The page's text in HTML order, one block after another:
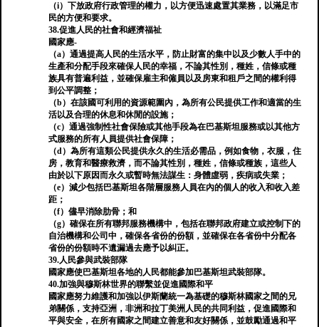
（i）下放政府行政管理的權力，以方便迅速處置其業務，以滿足市
民的方便和要求。
38.促進人民的社會和經濟福祉
國家應-
（a）通過提高人民的生活水平，防止財富的集中以及少數人手中的
生產和分配手段來確保人民的幸福，不論其性別，種姓，信條或種
族具有普遍利益，並確保雇主和僱員以及房東和租戶之間的權利得
到公平調整；
（b）在該國可利用的資源範圍內，為所有公民提供工作和適當的生
活以及合理的休息和休閒的設施；
（c）通過強制性社會保險或其他手段為在巴基斯坦服務或以其他方
式服務的所有人員提供社會保障；
（d）為所有這類公民提供永久的生活必需品，例如食物，衣服，住
房，教育和醫療救濟，而不論其性別，種姓，信條或種族，這些人
由於以下原因而永久或暫時無法謀生：身體虛弱，疾病或失業；
（e）減少包括巴基斯坦各階層服務人員在內的個人的收入和收入差
距；
（f）儘早消除肋骨；和
（g）確保在所有聯邦服務機構中，包括在聯邦政府建立或控制下的
自治機構和公司中，確保各省份的份額，並確保在各省份中分配各
省份的份額時不遺漏過去應予以糾正。
39.人民參與武裝部隊
國家應使巴基斯坦各地的人民都能參加巴基斯坦武裝部隊。
40.加強與穆斯林世界的聯繫並促進國際和平
國家應努力維護和加強以伊斯蘭統一為基礎的穆斯林國家之間的兄
弟關係，支持亞洲，非洲和拉丁美洲人民的共同利益，促進國際和
平與安全，在所有國家之間建立善意和友好關係，並鼓勵通過和平